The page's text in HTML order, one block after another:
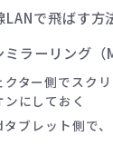
LANで飛ばす方
ミラーリング
クター側でスク
にしておく
ブレット側で